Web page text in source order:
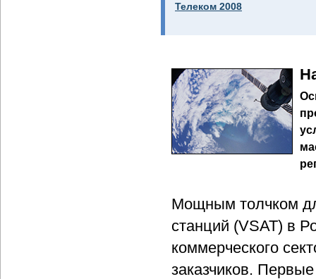
Телеком 2008
Мощным толчком
станций (VSAT) в
коммерческого
заказчиков.